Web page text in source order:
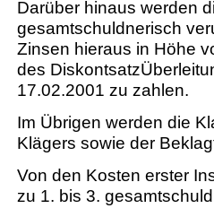
Darüber hinaus werden
gesamtschuldnerisch
Zinsen hieraus in Höhe
des
17.02.2001 zu zahlen.
Im Übrigen werden die
Klägers sowie der
Von den Kosten erster
zu 1. bis 3.